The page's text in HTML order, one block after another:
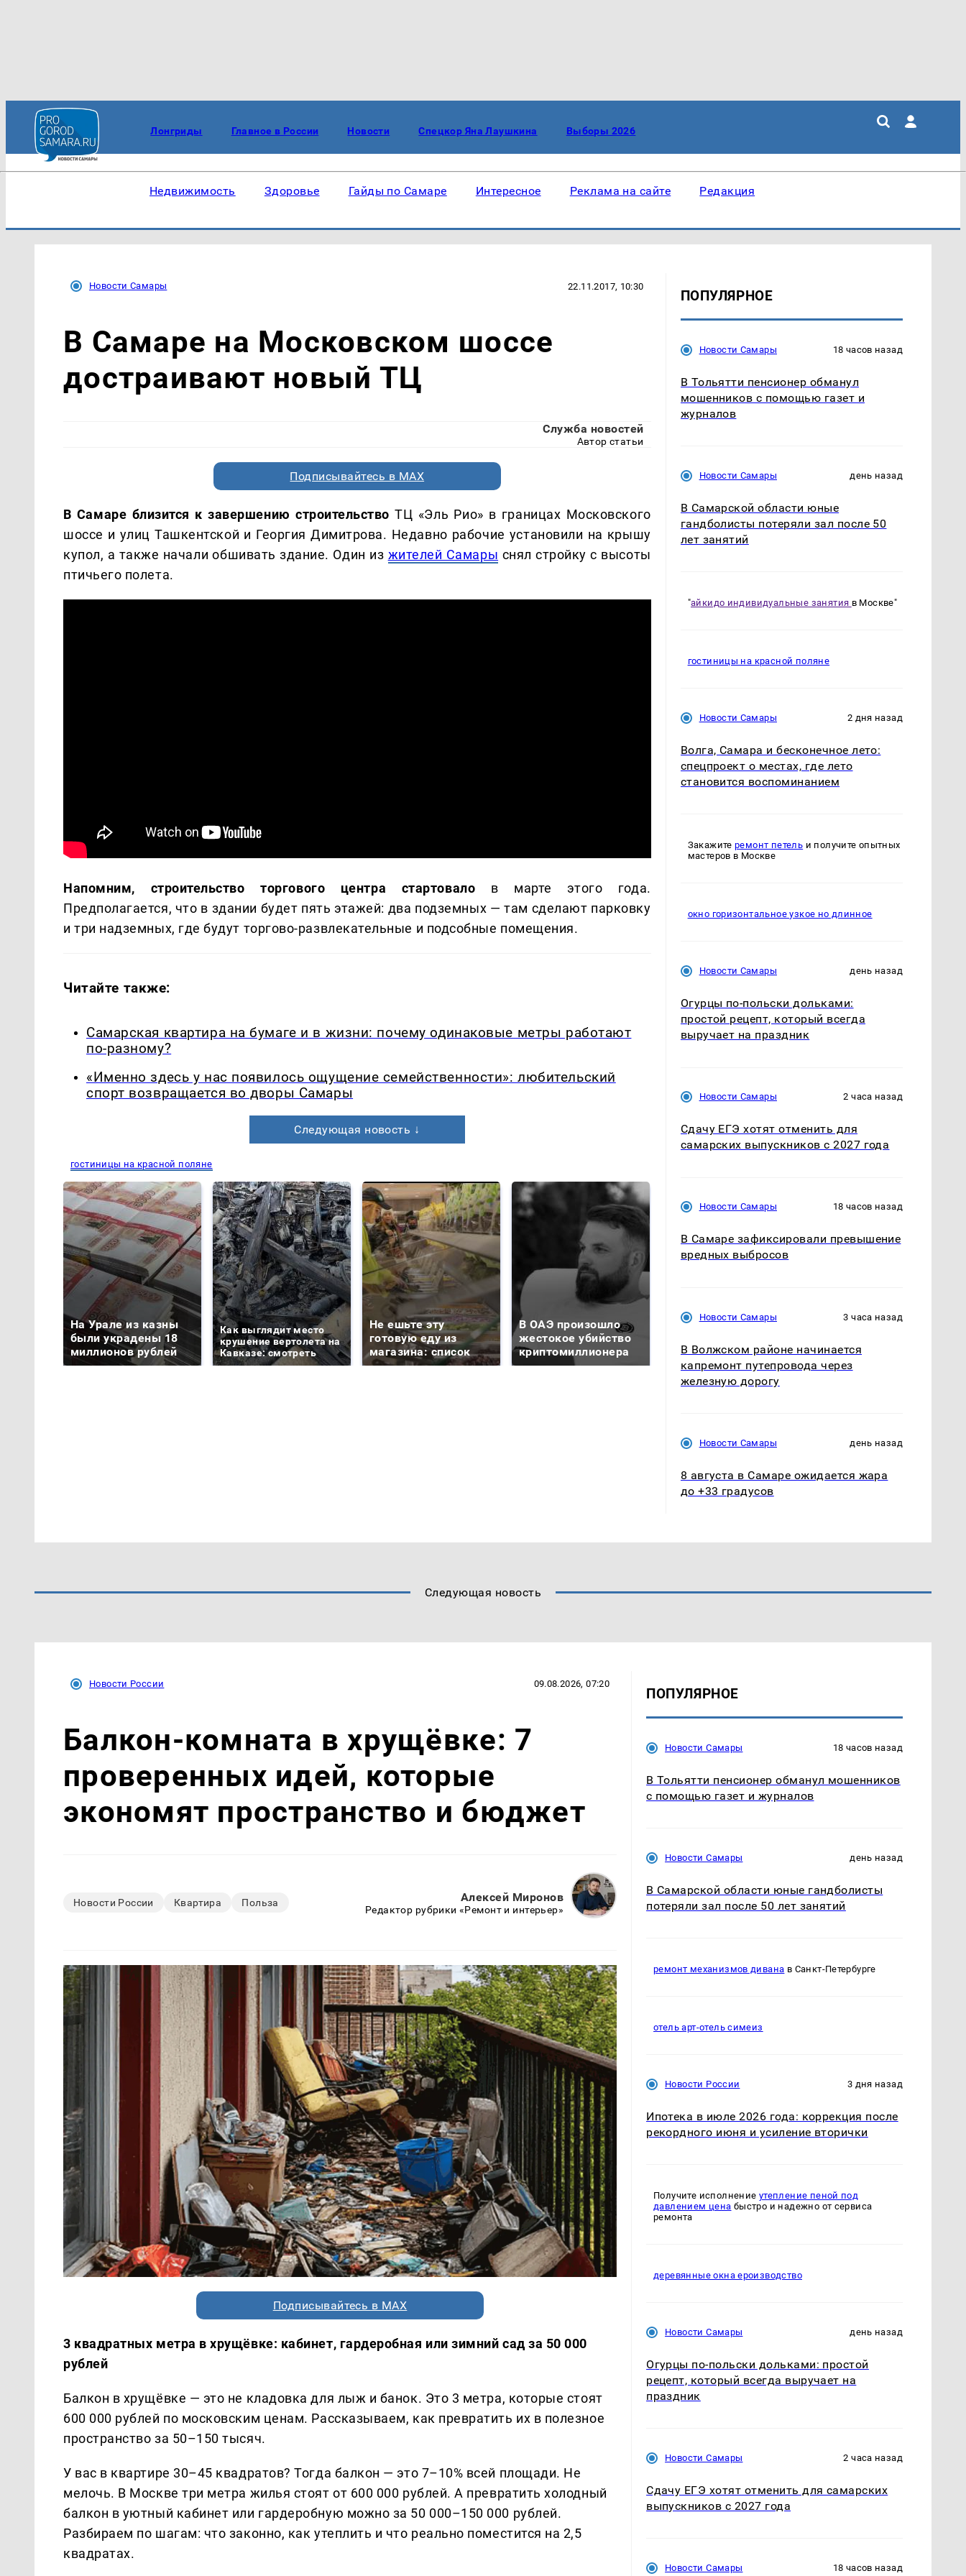
Лонгриды Главное в России Новости Спецкор Яна Лаушкина Выборы 2026
Недвижимость Здоровье Гайды по Самаре Интересное Реклама на сайте Редакция
Новости Самары 22.11.2017, 10:30
В Самаре на Московском шоссе
достраивают новый ТЦ
Служба новостей
Автор статьи
Подписывайтесь в MAX
В Самаре близится к завершению строительствоТЦ «Эль Рио» в границах Московского
шоссе и улиц Ташкентской и Георгия Димитрова. Недавно рабочие установили на крышу
купол, а также начали обшивать здание. Один из жителей Самары снял стройку с высоты
птичьего полета.
Напомним, строительство торгового центра стартовало в марте этого года.
Предполагается, что в здании будет пять этажей: два подземных — там сделают парковку
и три надземных, где будут торгово-развлекательные и подсобные помещения.
Читайте также:
Самарская квартира на бумаге и в жизни: почему одинаковые метры работают
по-разному?
«Именно здесь у нас появилось ощущение семейственности»: любительский
спорт возвращается во дворы Самары
Следующая новость ↓
гостиницы на красной поляне
На Урале из казны
были украдены 18
миллионов рублей
Как выглядит место
крушение вертолета на
Кавказе: смотреть
Не ешьте эту
готовую еду из
магазина: список
В ОАЭ произошло
жестокое убийство
криптомиллионера
продукта: что купить?
СМИ: В Химках на
полицейскую
подожгли.
ПОПУЛЯРНОЕ
Новости Самары 18 часов назад
В Тольятти пенсионер обманул
мошенников с помощью газет и
журналов
Новости Самары день назад
В Самарской области юные
гандболисты потеряли зал после 50
лет занятий
"айкидо индивидуальные занятия в Москве"
гостиницы на красной поляне
Новости Самары 2 дня назад
Волга, Самара и бесконечное лето:
спецпроект о местах, где лето
становится воспоминанием
Закажитеремонт петель и получите опытных
мастеров в Москве
окно горизонтальное узкое но длинное
Новости Самары день назад
Огурцы по‑польски дольками:
простой рецепт, который всегда
выручает на праздник
Новости Самары 2 часа назад
Сдачу ЕГЭ хотят отменить для
самарских выпускников с 2027 года
Новости Самары 18 часов назад
В Самаре зафиксировали превышение
вредных выбросов
Новости Самары 3 часа назад
В Волжском районе начинается
капремонт путепровода через
железную дорогу
Новости Самары день назад
8 августа в Самаре ожидается жара
до +33 градусов
Следующая новость
Новости России 09.08.2026, 07:20
Балкон-комната в хрущёвке: 7
проверенных идей, которые
экономят пространство и бюджет
Новости России Квартира Польза Алексей Миронов
Редактор рубрики «Ремонт и интерьер»
Подписывайтесь в MAX
3 квадратных метра в хрущёвке: кабинет, гардеробная или зимний сад за 50 000
рублей
Балкон в хрущёвке — это не кладовка для лыж и банок. Это 3 метра, которые стоят
600 000 рублей по московским ценам. Рассказываем, как превратить их в полезное
пространство за 50–150 тысяч.
У вас в квартире 30–45 квадратов? Тогда балкон — это 7–10% всей площади. Не
мелочь. В Москве три метра жилья стоят от 600 000 рублей. А превратить холодный
балкон в уютный кабинет или гардеробную можно за 50 000–150 000 рублей.
Разбираем по шагам: что законно, как утеплить и что реально поместится на 2,5
квадратах.
ПОПУЛЯРНОЕ
Новости Самары 18 часов назад
В Тольятти пенсионер обманул мошенников
с помощью газет и журналов
Новости Самары день назад
В Самарской области юные гандболисты
потеряли зал после 50 лет занятий
ремонт механизмов дивана в Санкт-Петербурге
отель арт-отель симеиз
Новости России 3 дня назад
Ипотека в июле 2026 года: коррекция после
рекордного июня и усиление вторички
Получите исполнение утепление пеной под
давлением цена быстро и надежно от сервиса
ремонта
деревянные окна ероизводство
Новости Самары день назад
Огурцы по‑польски дольками: простой
рецепт, который всегда выручает на
праздник
Новости Самары 2 часа назад
Сдачу ЕГЭ хотят отменить для самарских
выпускников с 2027 года
Новости Самары 18 часов назад